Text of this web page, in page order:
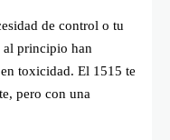
de control o tu
al principio han
toxicidad. El 1515 te
pero con una